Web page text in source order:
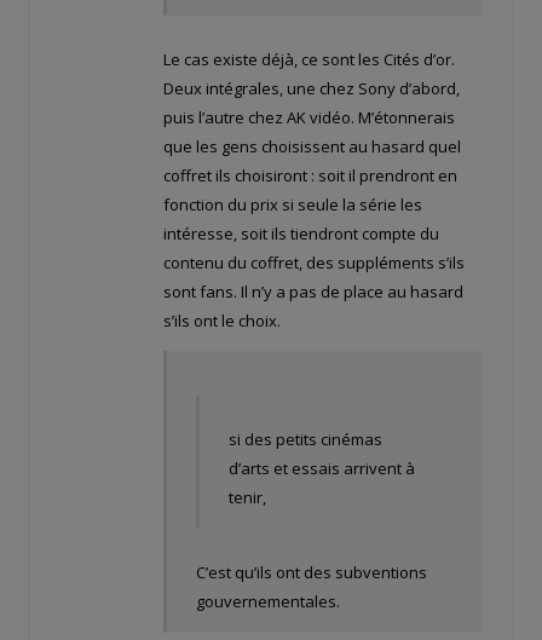
Le cas existe déjà, ce sont les Cités d’or.
Deux intégrales, une chez Sony d’abord,
puis l’autre chez AK vidéo. M’étonnerais
que les gens choisissent au hasard quel
coffret ils choisiront : soit il prendront en
fonction du prix si seule la série les
intéresse, soit ils tiendront compte du
contenu du coffret, des suppléments s’ils
sont fans. Il n’y a pas de place au hasard
s’ils ont le choix.
si des petits cinémas
d’arts et essais arrivent à
tenir,
C’est qu’ils ont des subventions
gouvernementales.